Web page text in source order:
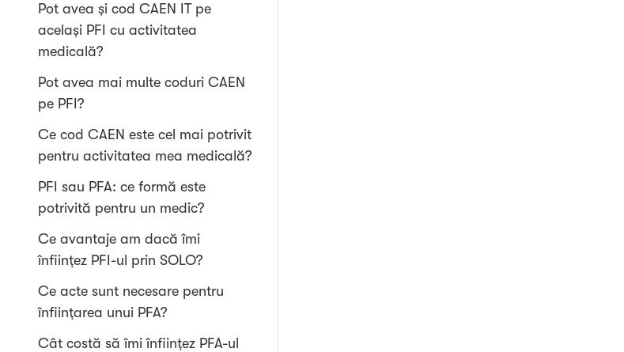
Pot avea și cod CAEN IT pe
același PFI cu activitatea
medicală?
Pot avea mai multe coduri CAEN
pe PFI?
Ce cod CAEN este cel mai potrivit
pentru activitatea mea medicală?
PFI sau PFA: ce formă este
potrivită pentru un medic?
Ce avantaje am dacă îmi
înființez PFI-ul prin SOLO?
Ce acte sunt necesare pentru
înființarea unui PFA?
Cât costă să îmi înființez PFA-ul